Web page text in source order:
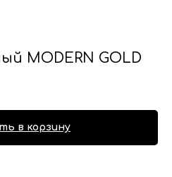
MODERN GOLD
в корзину